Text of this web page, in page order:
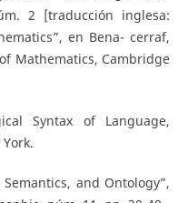
2 [traducción inglesa:
en Bena- cerraf,
Mathematics, Cambridge
Syntax of Language,
and Ontology”,